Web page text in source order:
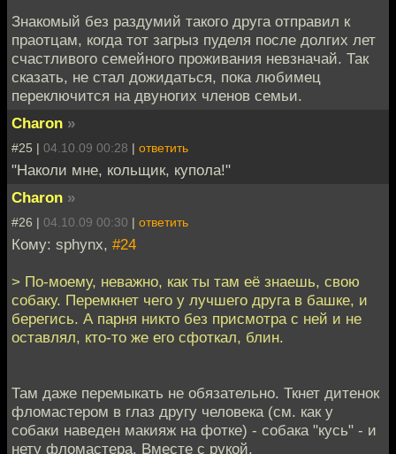
Знакомый без раздумий такого друга отправил к
праотцам, когда тот загрыз пуделя после долгих лет
счастливого семейного проживания невзначай. Так
сказать, не стал дожидаться, пока любимец
переключится на двуногих членов семьи.
Charon »
#25 | 04.10.09 00:28 | ответить
"Наколи мне, кольщик, купола!"
Charon »
#26 | 04.10.09 00:30 | ответить
Кому: sphynx, #24
> По-моему, неважно, как ты там её знаешь, свою
собаку. Перемкнет чего у лучшего друга в башке, и
берегись. А парня никто без присмотра с ней и не
оставлял, кто-то же его сфоткал, блин.
Там даже перемыкать не обязательно. Ткнет дитенок
фломастером в глаз другу человека (см. как у
собаки наведен макияж на фотке) - собака "кусь" - и
нету фломастера. Вместе с рукой.